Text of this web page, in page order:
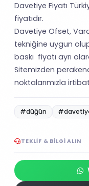
Davetiye Fiyatı
fiyatıdır.
Davetiye Ofset,
tekniğine uygun
baskı fiyatı ayrı
Sitemizden
noktalarımızla
#düğün
TEKLIF & BILGI ALIN